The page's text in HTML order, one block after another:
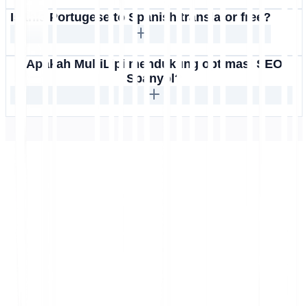
Is this Portugese to Spanish translator free?
Apakah MultiLipi mendukung optimasi SEO
Spanyol?